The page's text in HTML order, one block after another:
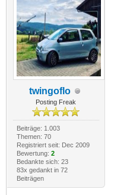
twingoflo
Posting Freak
Beiträge: 1.003
Themen: 70
Registriert seit: Dec 2009
Bewertung: 2
Bedankte sich: 23
83x gedankt in 72
Beiträgen